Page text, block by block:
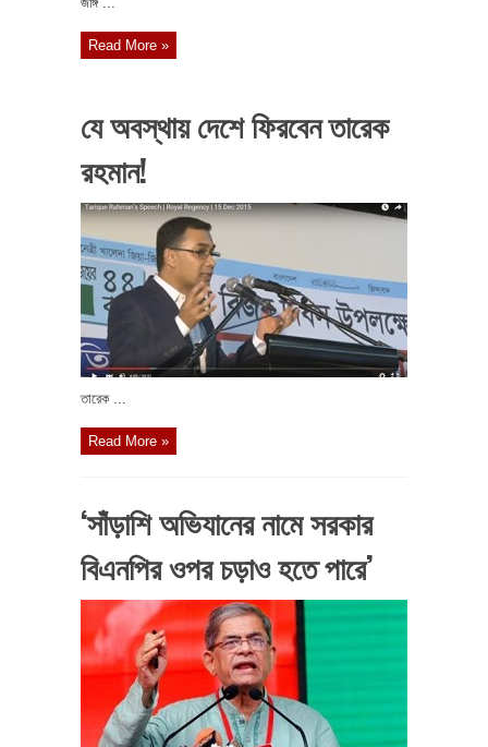
Read More »
যে অবস্থায় দেশে ফিরবেন তারেক
রহমান!
তারেক ...
Read More »
‘সাঁড়াশি অভিযানের নামে সরকার
বিএনপির ওপর চড়াও হতে পারে’